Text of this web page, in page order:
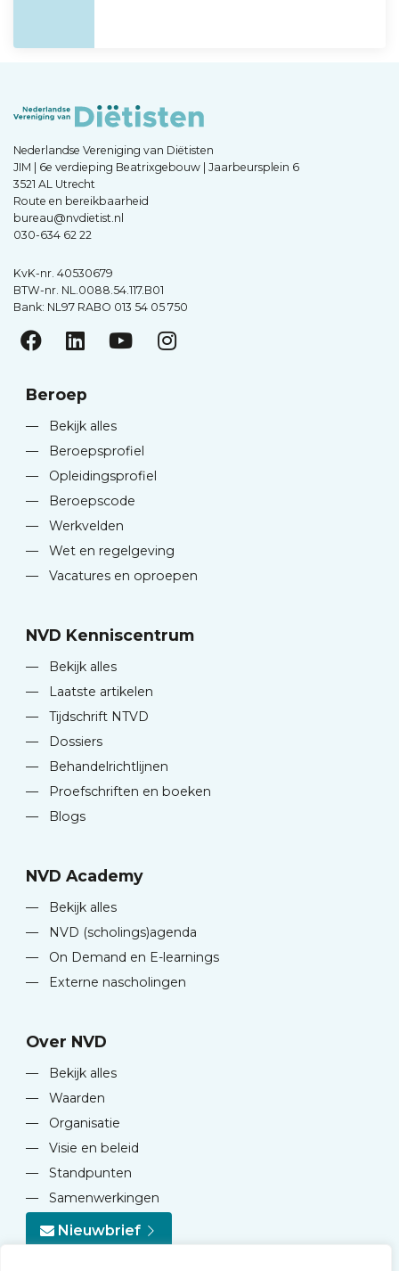
Nederlandse Vereniging van Diëtisten
JIM | 6e verdieping Beatrixgebouw | Jaarbeursplein 6
3521 AL Utrecht
Route en bereikbaarheid
bureau@nvdietist.nl
030-634 62 22
KvK-nr. 40530679
BTW-nr. NL.0088.54.117.B01
Bank: NL97 RABO 013 54 05 750
Beroep
—
Bekijk alles
—
Beroepsprofiel
—
Opleidingsprofiel
—
Beroepscode
—
Werkvelden
—
Wet en regelgeving
—
Vacatures en oproepen
NVD Kenniscentrum
—
Bekijk alles
—
Laatste artikelen
—
Tijdschrift NTVD
—
Dossiers
—
Behandelrichtlijnen
—
Proefschriften en boeken
—
Blogs
NVD Academy
—
Bekijk alles
—
NVD (scholings)agenda
—
On Demand en E-learnings
—
Externe nascholingen
Over NVD
—
Bekijk alles
—
Waarden
—
Organisatie
—
Visie en beleid
—
Standpunten
—
Samenwerkingen
Nieuwbrief